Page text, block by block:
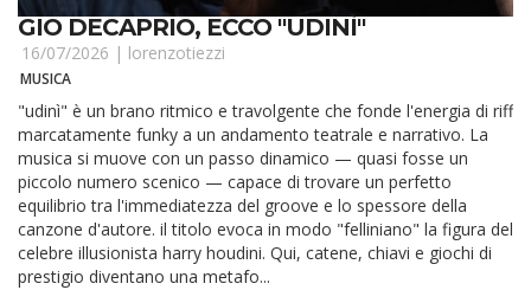
GIO DECAPRIO, ECCO "UDINÌ"
16/07/2026 | lorenzotiezzi
MUSICA
"udinì" è un brano ritmico e travolgente che fonde l'energia di riff
marcatamente funky a un andamento teatrale e narrativo. La
musica si muove con un passo dinamico — quasi fosse un
piccolo numero scenico — capace di trovare un perfetto
equilibrio tra l'immediatezza del groove e lo spessore della
canzone d'autore. il titolo evoca in modo "felliniano" la figura del
celebre illusionista harry houdini. Qui, catene, chiavi e giochi di
prestigio diventano una metafo...